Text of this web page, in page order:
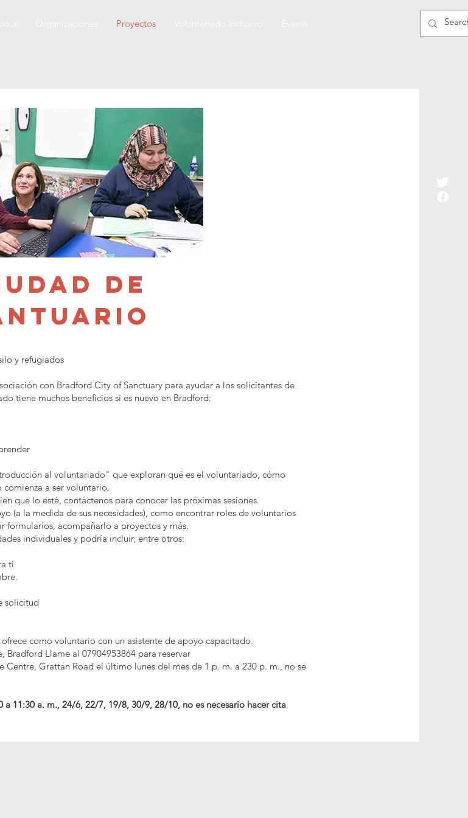
Proyectos
de
y refugiados
con Bradford City of Sanctuary para ayudar a los solicitantes de
tiene muchos beneficios si es nuevo en Bradford:
al voluntariado" que exploran qué es el voluntariado, cómo
a ser voluntario.
que lo esté, contáctenos para conocer las próximas sesiones.
(a la medida de sus necesidades), como encontrar roles de voluntarios
formularios, acompañarlo a proyectos y más.
individuales y podría incluir, entre otros:
ti
solicitud
como voluntario con un asistente de apoyo capacitado.
Bradford Llame al 07904953864 para reservar
Centre, Grattan Road el último lunes del mes de 1 p. m. a 230 p. m., no se
11:30 a. m., 24/6, 22/7, 19/8, 30/9, 28/10, no es necesario hacer cita